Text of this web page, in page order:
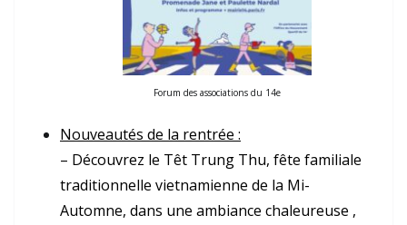
Forum des associations du 14e
Nouveautés de la rentrée :
– Découvrez le Têt Trung Thu, fête familiale
traditionnelle vietnamienne de la Mi-
Automne, dans une ambiance chaleureuse ,